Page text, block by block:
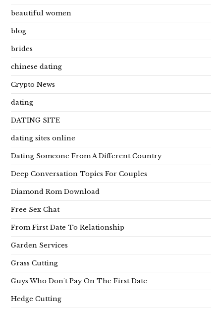
beautiful women
blog
brides
chinese dating
Crypto News
dating
DATING SITE
dating sites online
Dating Someone From A Different Country
Deep Conversation Topics For Couples
Diamond Rom Download
Free Sex Chat
From First Date To Relationship
Garden Services
Grass Cutting
Guys Who Don't Pay On The First Date
Hedge Cutting